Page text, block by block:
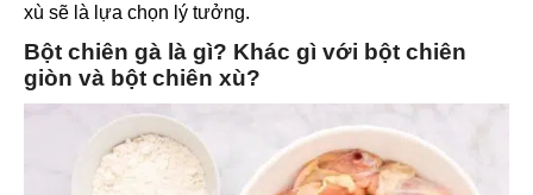
xù sẽ là lựa chọn lý tưởng.
Bột chiên gà là gì? Khác gì với bột chiên
giòn và bột chiên xù?